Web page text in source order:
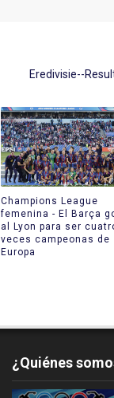
Eredivisie--
Champions League
femenina - El Barça
al Lyon para ser
veces campeonas de
Europa
¿Quiénes